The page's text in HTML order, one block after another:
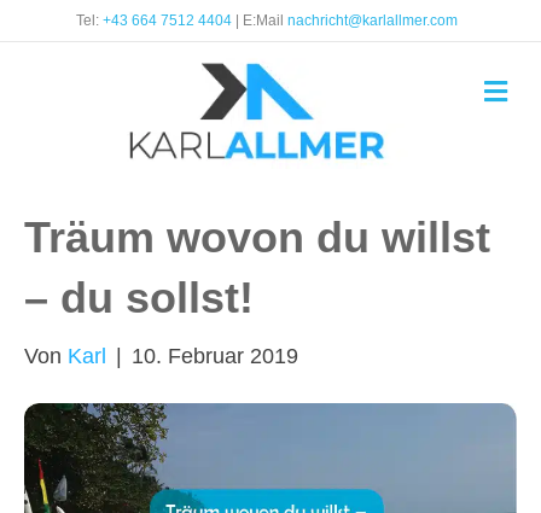
Tel: +43 664 7512 4404 | E:Mail nachricht@karlallmer.com
N
a
Träum wovon du willst
– du sollst!
Von Karl 10. Februar 2019